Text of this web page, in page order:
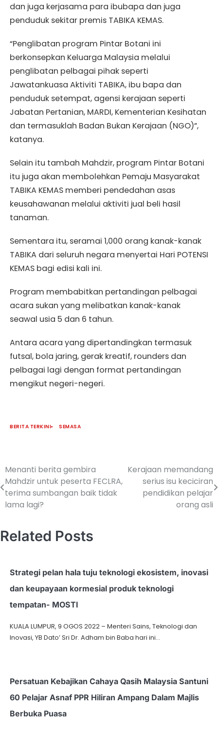
dan juga kerjasama para ibubapa dan juga
penduduk sekitar premis TABIKA KEMAS.
“Penglibatan program Pintar Botani ini
berkonsepkan Keluarga Malaysia melalui
penglibatan pelbagai pihak seperti
Jawatankuasa Aktiviti TABIKA, ibu bapa dan
penduduk setempat, agensi kerajaan seperti
Jabatan Pertanian, MARDI, Kementerian Kesihatan
dan termasuklah Badan Bukan Kerajaan (NGO)”,
katanya.
Selain itu tambah Mahdzir, program Pintar Botani
itu juga akan membolehkan Pemaju Masyarakat
TABIKA KEMAS memberi pendedahan asas
keusahawanan melalui aktiviti jual beli hasil
tanaman.
Sementara itu, seramai 1,000 orang kanak-kanak
TABIKA dari seluruh negara menyertai Hari POTENSI
KEMAS bagi edisi kali ini.
Program membabitkan pertandingan pelbagai
acara sukan yang melibatkan kanak-kanak
seawal usia 5 dan 6 tahun.
Antara acara yang dipertandingkan termasuk
futsal, bola jaring, gerak kreatif, rounders dan
pelbagai lagi dengan format pertandingan
mengikut negeri-negeri.
BERITA TERKINI SEMASA
Menanti berita gembira
Mahdzir untuk peserta FECLRA,
terima sumbangan baik tidak
lama lagi?
Kerajaan memandang
serius isu keciciran
pendidikan pelajar
orang asli
Related Posts
Strategi pelan hala tuju teknologi ekosistem, inovasi
dan keupayaan kormesial produk teknologi
tempatan- MOSTI
KUALA LUMPUR, 9 OGOS 2022 – Menteri Sains, Teknologi dan
Inovasi, YB Dato’ Sri Dr. Adham bin Baba hari ini…
Persatuan Kebajikan Cahaya Qasih Malaysia Santuni
60 Pelajar Asnaf PPR Hiliran Ampang Dalam Majlis
Berbuka Puasa